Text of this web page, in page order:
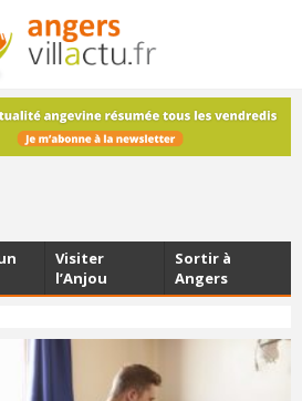
d'Angers, chaque vendredi dans
boîte e-mail
Visiter
l’Anjou
Sortir à
Angers